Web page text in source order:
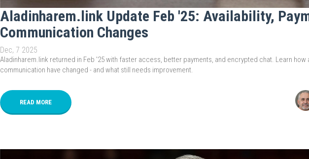
Aladinharem.link Update Feb '25: Availability,
Communication Changes
Dec, 7 2025
Aladinharem.link returned in Feb '25 with faster access, better payments, and encrypted chat. Learn how
communication have changed - and what still needs improvement.
READ MORE